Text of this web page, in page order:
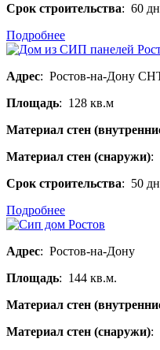
Срок строительства: 60
Подробнее
Адрес: Ростов-на-Дону
Площадь: 128 кв.м
Материал стен
Материал стен (снаружи):
Срок строительства: 50
Подробнее
Адрес: Ростов-на-Дону
Площадь: 144 кв.м.
Материал стен
Материал стен (снаружи):